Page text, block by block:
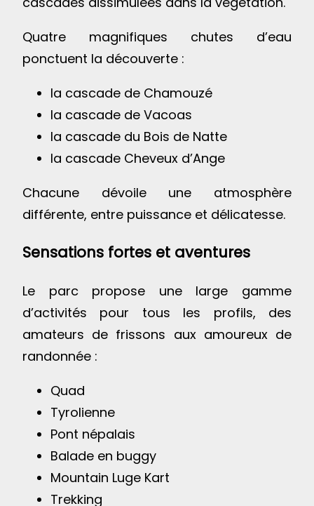
Quatre magnifiques chutes d’eau
ponctuent la découverte :
la cascade de Chamouzé
la cascade de Vacoas
la cascade du Bois de Natte
la cascade Cheveux d’Ange
Chacune dévoile une atmosphère
différente, entre puissance et délicatesse.
Sensations fortes et aventures
Le parc propose une large gamme
d’activités pour tous les profils, des
amateurs de frissons aux amoureux de
randonnée :
Quad
Tyrolienne
Pont népalais
Balade en buggy
Mountain Luge Kart
Trekking